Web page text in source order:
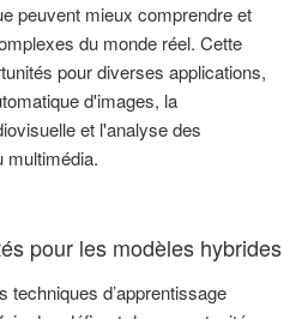
peuvent mieux comprendre et
du monde réel. Cette
pour diverses applications,
d'images, la
et l'analyse des
multimédia.
pour les modèles hybrides
techniques d’apprentissage